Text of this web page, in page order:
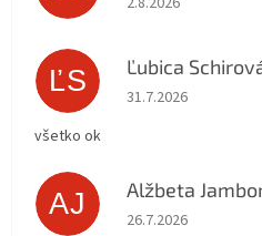
ĽS Ľubica
Hodnotenie
31.7.2026
všetko ok
AJ Alžbeta
Hodnotenie
26.7.2026